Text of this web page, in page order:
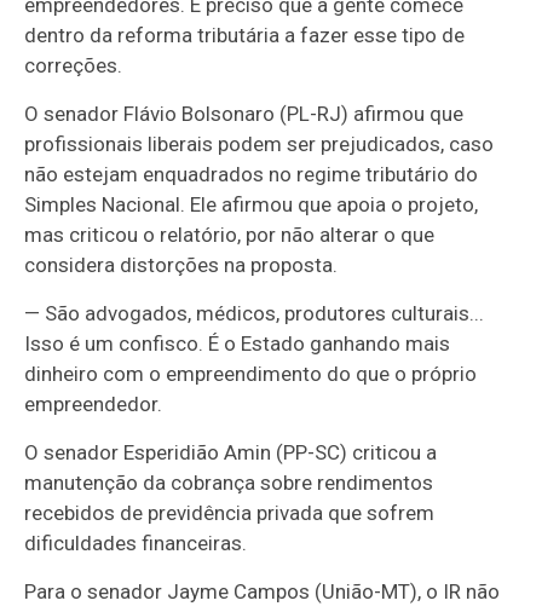
empreendedores. É preciso que a gente comece
dentro da reforma tributária a fazer esse tipo de
correções.
O senador Flávio Bolsonaro (PL-RJ) afirmou que
profissionais liberais podem ser prejudicados, caso
não estejam enquadrados no regime tributário do
Simples Nacional. Ele afirmou que apoia o projeto,
mas criticou o relatório, por não alterar o que
considera distorções na proposta.
— São advogados, médicos, produtores culturais...
Isso é um confisco. É o Estado ganhando mais
dinheiro com o empreendimento do que o próprio
empreendedor.
O senador Esperidião Amin (PP-SC) criticou a
manutenção da cobrança sobre rendimentos
recebidos de previdência privada que sofrem
dificuldades financeiras.
Para o senador Jayme Campos (União-MT), o IR não